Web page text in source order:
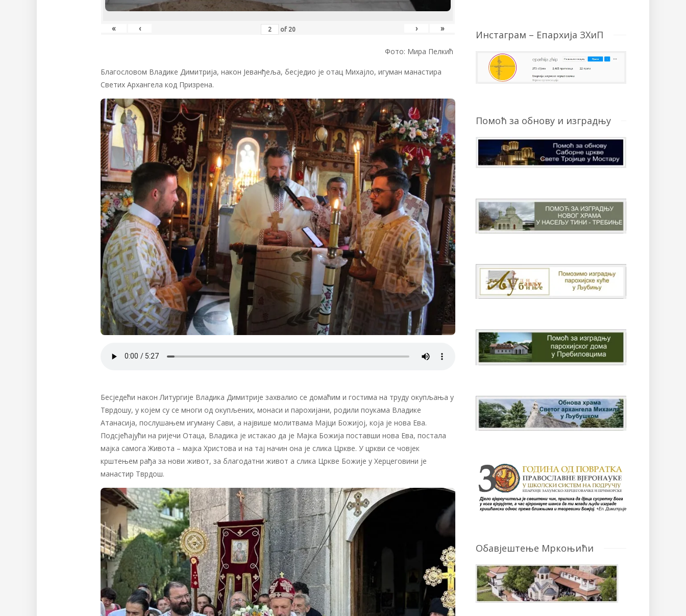
« ‹ of 20 › »
Фото: Мира Пелкић
Благословом Владике Димитрија, након Јеванђеља, бесједио је отац Михајло, игуман манастира
Светих Архангела код Призрена.
Бесједећи након Литургије Владика Димитрије захвалио се домаћим и гостима на труду окупљања у
Тврдошу, у којем су се многи од окупљених, монаси и парохијани, родили поукама Владике
Атанасија, послушањем игуману Сави, а највише молитвама Мајци Божијој, која је нова Ева.
Подсјећајући на ријечи Отаца, Владика је истакао да је Мајка Божија поставши нова Ева, постала
мајка самога Живота – мајка Христова и на тај начин она је слика Цркве. У цркви се човјек
крштењем рађа за нови живот, за благодатни живот а слика Цркве Божије у Херцеговини је
манастир Тврдош.
Инстаграм – Епархија ЗХиП
Помоћ за обнову и изградњу
Обавјештење Мркоњићи